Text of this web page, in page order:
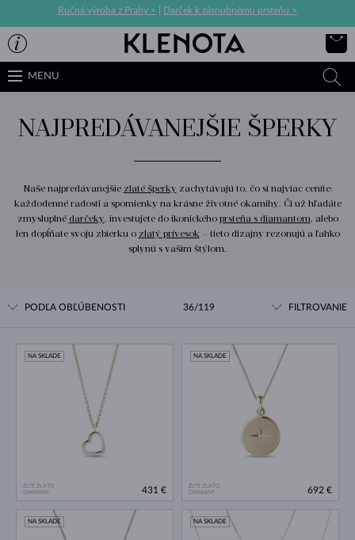
Ručná výroba z Prahy > Darček k zásnubnému prsteňu >
MENU
NAJPREDÁVANEJŠIE ŠPERKY
Naše najpredávanejšie zlaté šperky zachytávajú to, čo si najviac ceníte:
každodenné radosti a spomienky na krásne životné okamihy. Či už hľadáte
zmysluplné darčeky, investujete do ikonického prsteňa s diamantom, alebo
len dopĺňate svoju zbierku o zlatý prívesok– tieto dizajny rezonujú a ľahko
splynú s vašim štýlom.
PODĽA OBĽÚBENOSTI 36/119 FILTROVANIE
ŽLTÉ ZLATO
DIAMANT
NA SKLADE
431 €
ŽLTÉ ZLATO
DIAMANT
NA SKLADE
692 €
NA SKLADE NA SKLADE